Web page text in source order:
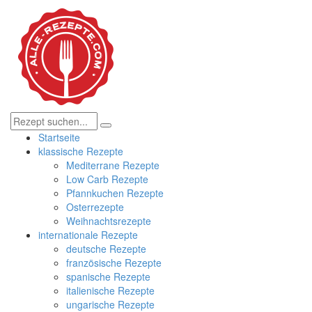
Startseite
klassische Rezepte
Mediterrane Rezepte
Low Carb Rezepte
Pfannkuchen Rezepte
Osterrezepte
Weihnachtsrezepte
internationale Rezepte
deutsche Rezepte
französische Rezepte
spanische Rezepte
italienische Rezepte
ungarische Rezepte